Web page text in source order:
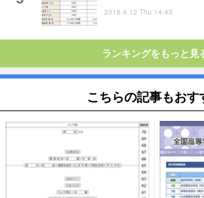
2018.4.12 Thu 14:45
ランキングをもっと見
こちらの記事もおす